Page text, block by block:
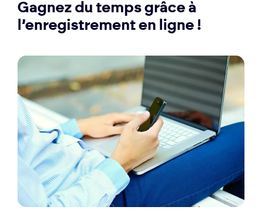
Gagnez du temps grâce à
l’enregistrement en ligne !